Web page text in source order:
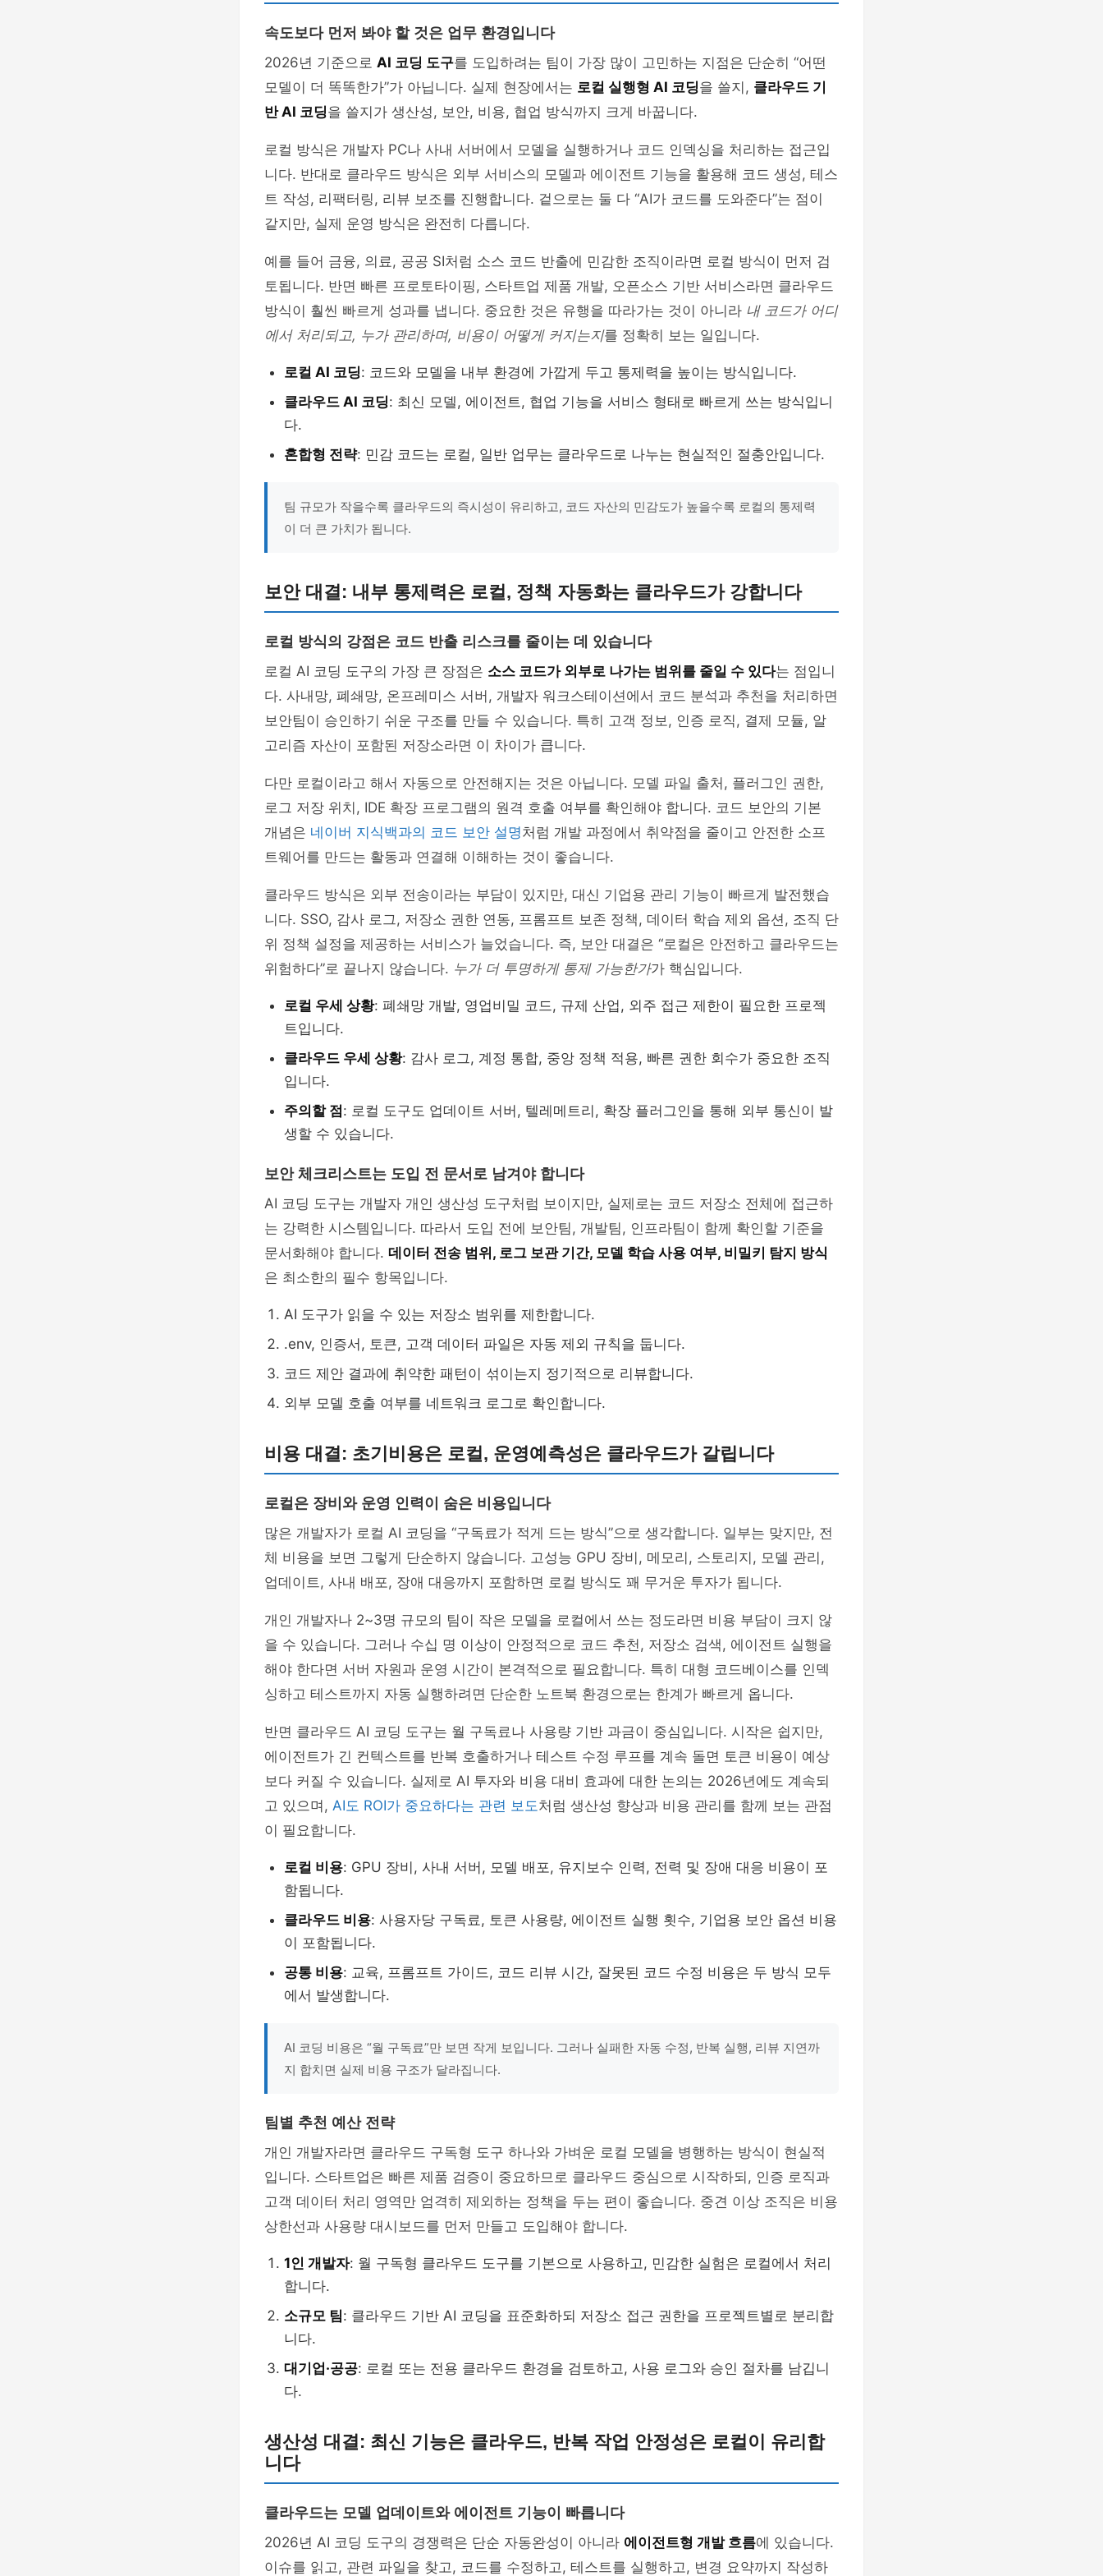
속도보다 먼저 봐야 할 것은 업무 환경입니다
2026년 기준으로 AI 코딩 도구를 도입하려는 팀이 가장 많이 고민하는 지점은 단순히 “어떤
모델이 더 똑똑한가”가 아닙니다. 실제 현장에서는 로컬 실행형 AI 코딩을 쓸지, 클라우드 기
반 AI 코딩을 쓸지가 생산성, 보안, 비용, 협업 방식까지 크게 바꿉니다.
로컬 방식은 개발자 PC나 사내 서버에서 모델을 실행하거나 코드 인덱싱을 처리하는 접근입
니다. 반대로 클라우드 방식은 외부 서비스의 모델과 에이전트 기능을 활용해 코드 생성, 테스
트 작성, 리팩터링, 리뷰 보조를 진행합니다. 겉으로는 둘 다 “AI가 코드를 도와준다”는 점이
같지만, 실제 운영 방식은 완전히 다릅니다.
예를 들어 금융, 의료, 공공 SI처럼 소스 코드 반출에 민감한 조직이라면 로컬 방식이 먼저 검
토됩니다. 반면 빠른 프로토타이핑, 스타트업 제품 개발, 오픈소스 기반 서비스라면 클라우드
방식이 훨씬 빠르게 성과를 냅니다. 중요한 것은 유행을 따라가는 것이 아니라 내 코드가 어디
에서 처리되고, 누가 관리하며, 비용이 어떻게 커지는지를 정확히 보는 일입니다.
로컬 AI 코딩: 코드와 모델을 내부 환경에 가깝게 두고 통제력을 높이는 방식입니다.
클라우드 AI 코딩: 최신 모델, 에이전트, 협업 기능을 서비스 형태로 빠르게 쓰는 방식입니
다.
혼합형 전략: 민감 코드는 로컬, 일반 업무는 클라우드로 나누는 현실적인 절충안입니다.
팀 규모가 작을수록 클라우드의 즉시성이 유리하고, 코드 자산의 민감도가 높을수록 로컬의 통제력
이 더 큰 가치가 됩니다.
보안 대결: 내부 통제력은 로컬, 정책 자동화는 클라우드가 강합니다
로컬 방식의 강점은 코드 반출 리스크를 줄이는 데 있습니다
로컬 AI 코딩 도구의 가장 큰 장점은 소스 코드가 외부로 나가는 범위를 줄일 수 있다는 점입니
다. 사내망, 폐쇄망, 온프레미스 서버, 개발자 워크스테이션에서 코드 분석과 추천을 처리하면
보안팀이 승인하기 쉬운 구조를 만들 수 있습니다. 특히 고객 정보, 인증 로직, 결제 모듈, 알
고리즘 자산이 포함된 저장소라면 이 차이가 큽니다.
다만 로컬이라고 해서 자동으로 안전해지는 것은 아닙니다. 모델 파일 출처, 플러그인 권한,
로그 저장 위치, IDE 확장 프로그램의 원격 호출 여부를 확인해야 합니다. 코드 보안의 기본
개념은 네이버 지식백과의 코드 보안 설명처럼 개발 과정에서 취약점을 줄이고 안전한 소프
트웨어를 만드는 활동과 연결해 이해하는 것이 좋습니다.
클라우드 방식은 외부 전송이라는 부담이 있지만, 대신 기업용 관리 기능이 빠르게 발전했습
니다. SSO, 감사 로그, 저장소 권한 연동, 프롬프트 보존 정책, 데이터 학습 제외 옵션, 조직 단
위 정책 설정을 제공하는 서비스가 늘었습니다. 즉, 보안 대결은 “로컬은 안전하고 클라우드는
위험하다”로 끝나지 않습니다. 누가 더 투명하게 통제 가능한가가 핵심입니다.
로컬 우세 상황: 폐쇄망 개발, 영업비밀 코드, 규제 산업, 외주 접근 제한이 필요한 프로젝
트입니다.
클라우드 우세 상황: 감사 로그, 계정 통합, 중앙 정책 적용, 빠른 권한 회수가 중요한 조직
입니다.
주의할 점: 로컬 도구도 업데이트 서버, 텔레메트리, 확장 플러그인을 통해 외부 통신이 발
생할 수 있습니다.
보안 체크리스트는 도입 전 문서로 남겨야 합니다
AI 코딩 도구는 개발자 개인 생산성 도구처럼 보이지만, 실제로는 코드 저장소 전체에 접근하
는 강력한 시스템입니다. 따라서 도입 전에 보안팀, 개발팀, 인프라팀이 함께 확인할 기준을
문서화해야 합니다. 데이터 전송 범위, 로그 보관 기간, 모델 학습 사용 여부, 비밀키 탐지 방식
은 최소한의 필수 항목입니다.
AI 도구가 읽을 수 있는 저장소 범위를 제한합니다.
.env, 인증서, 토큰, 고객 데이터 파일은 자동 제외 규칙을 둡니다.
코드 제안 결과에 취약한 패턴이 섞이는지 정기적으로 리뷰합니다.
외부 모델 호출 여부를 네트워크 로그로 확인합니다.
비용 대결: 초기비용은 로컬, 운영예측성은 클라우드가 갈립니다
로컬은 장비와 운영 인력이 숨은 비용입니다
많은 개발자가 로컬 AI 코딩을 “구독료가 적게 드는 방식”으로 생각합니다. 일부는 맞지만, 전
체 비용을 보면 그렇게 단순하지 않습니다. 고성능 GPU 장비, 메모리, 스토리지, 모델 관리,
업데이트, 사내 배포, 장애 대응까지 포함하면 로컬 방식도 꽤 무거운 투자가 됩니다.
개인 개발자나 2~3명 규모의 팀이 작은 모델을 로컬에서 쓰는 정도라면 비용 부담이 크지 않
을 수 있습니다. 그러나 수십 명 이상이 안정적으로 코드 추천, 저장소 검색, 에이전트 실행을
해야 한다면 서버 자원과 운영 시간이 본격적으로 필요합니다. 특히 대형 코드베이스를 인덱
싱하고 테스트까지 자동 실행하려면 단순한 노트북 환경으로는 한계가 빠르게 옵니다.
반면 클라우드 AI 코딩 도구는 월 구독료나 사용량 기반 과금이 중심입니다. 시작은 쉽지만,
에이전트가 긴 컨텍스트를 반복 호출하거나 테스트 수정 루프를 계속 돌면 토큰 비용이 예상
보다 커질 수 있습니다. 실제로 AI 투자와 비용 대비 효과에 대한 논의는 2026년에도 계속되
고 있으며, AI도 ROI가 중요하다는 관련 보도처럼 생산성 향상과 비용 관리를 함께 보는 관점
이 필요합니다.
로컬 비용: GPU 장비, 사내 서버, 모델 배포, 유지보수 인력, 전력 및 장애 대응 비용이 포
함됩니다.
클라우드 비용: 사용자당 구독료, 토큰 사용량, 에이전트 실행 횟수, 기업용 보안 옵션 비용
이 포함됩니다.
공통 비용: 교육, 프롬프트 가이드, 코드 리뷰 시간, 잘못된 코드 수정 비용은 두 방식 모두
에서 발생합니다.
AI 코딩 비용은 “월 구독료”만 보면 작게 보입니다. 그러나 실패한 자동 수정, 반복 실행, 리뷰 지연까
지 합치면 실제 비용 구조가 달라집니다.
팀별 추천 예산 전략
개인 개발자라면 클라우드 구독형 도구 하나와 가벼운 로컬 모델을 병행하는 방식이 현실적
입니다. 스타트업은 빠른 제품 검증이 중요하므로 클라우드 중심으로 시작하되, 인증 로직과
고객 데이터 처리 영역만 엄격히 제외하는 정책을 두는 편이 좋습니다. 중견 이상 조직은 비용
상한선과 사용량 대시보드를 먼저 만들고 도입해야 합니다.
1인 개발자: 월 구독형 클라우드 도구를 기본으로 사용하고, 민감한 실험은 로컬에서 처리
합니다.
소규모 팀: 클라우드 기반 AI 코딩을 표준화하되 저장소 접근 권한을 프로젝트별로 분리합
니다.
대기업·공공: 로컬 또는 전용 클라우드 환경을 검토하고, 사용 로그와 승인 절차를 남깁니
다.
생산성 대결: 최신 기능은 클라우드, 반복 작업 안정성은 로컬이 유리합
니다
클라우드는 모델 업데이트와 에이전트 기능이 빠릅니다
2026년 AI 코딩 도구의 경쟁력은 단순 자동완성이 아니라 에이전트형 개발 흐름에 있습니다.
이슈를 읽고, 관련 파일을 찾고, 코드를 수정하고, 테스트를 실행하고, 변경 요약까지 작성하